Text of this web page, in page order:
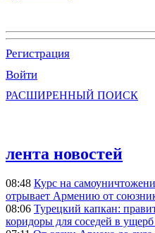
Регистрация
Войти
РАСШИРЕННЫЙ ПОИСК
лента новостей
08:48 Курс на
отрывает Армению от
08:06 Турецкий капкан:
коридоры для соседей в